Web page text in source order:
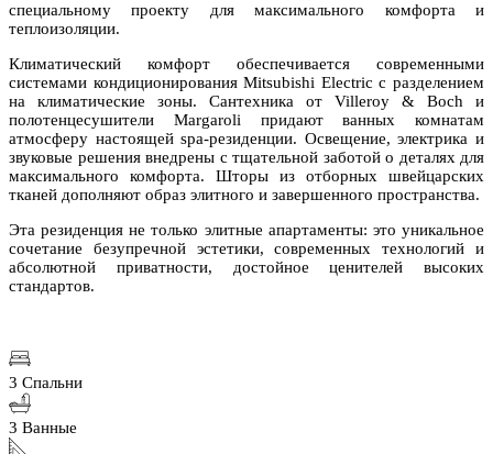
специальному проекту для максимального комфорта и
теплоизоляции.
Климатический комфорт обеспечивается современными
системами кондиционирования Mitsubishi Electric с разделением
на климатические зоны. Сантехника от Villeroy & Boch и
полотенцесушители Margaroli придают ванных комнатам
атмосферу настоящей spa-резиденции. Освещение, электрика и
звуковые решения внедрены с тщательной заботой о деталях для
максимального комфорта. Шторы из отборных швейцарских
тканей дополняют образ элитного и завершенного пространства.
Эта резиденция не только элитные апартаменты: это уникальное
сочетание безупречной эстетики, современных технологий и
абсолютной приватности, достойное ценителей высоких
стандартов.
3 Спальни
3 Ванные